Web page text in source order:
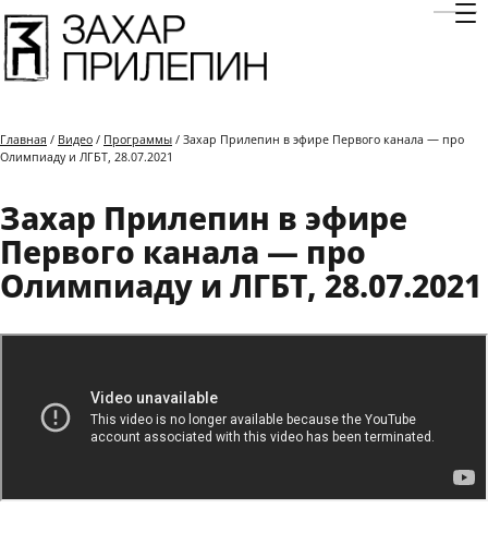
Главная / Видео / Программы / Захар Прилепин в эфире Первого канала — про
Олимпиаду и ЛГБТ, 28.07.2021
Захар Прилепин в эфире
Первого канала — про
Олимпиаду и ЛГБТ, 28.07.2021